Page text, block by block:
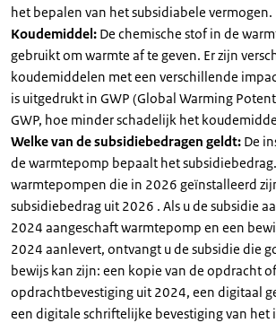
het bepalen van het subsidiabele vermogen.
Koudemiddel: De chemische stof in de
gebruikt om warmte af te geven. Er zijn
koudemiddelen met een verschillende
is uitgedrukt in GWP (Global Warming
GWP, hoe minder schadelijk het
Welke van de subsidiebedragen geldt: De
de warmtepomp bepaalt het
warmtepompen die in 2026 geïnstalleerd
subsidiebedrag uit 2026 . Als u de subsidie
2024 aangeschaft warmtepomp en een
2024 aanlevert, ontvangt u de subsidie die
bewijs kan zijn: een kopie van de opdracht of
opdrachtbevestiging uit 2024, een digitaal
een digitale schriftelijke bevestiging van